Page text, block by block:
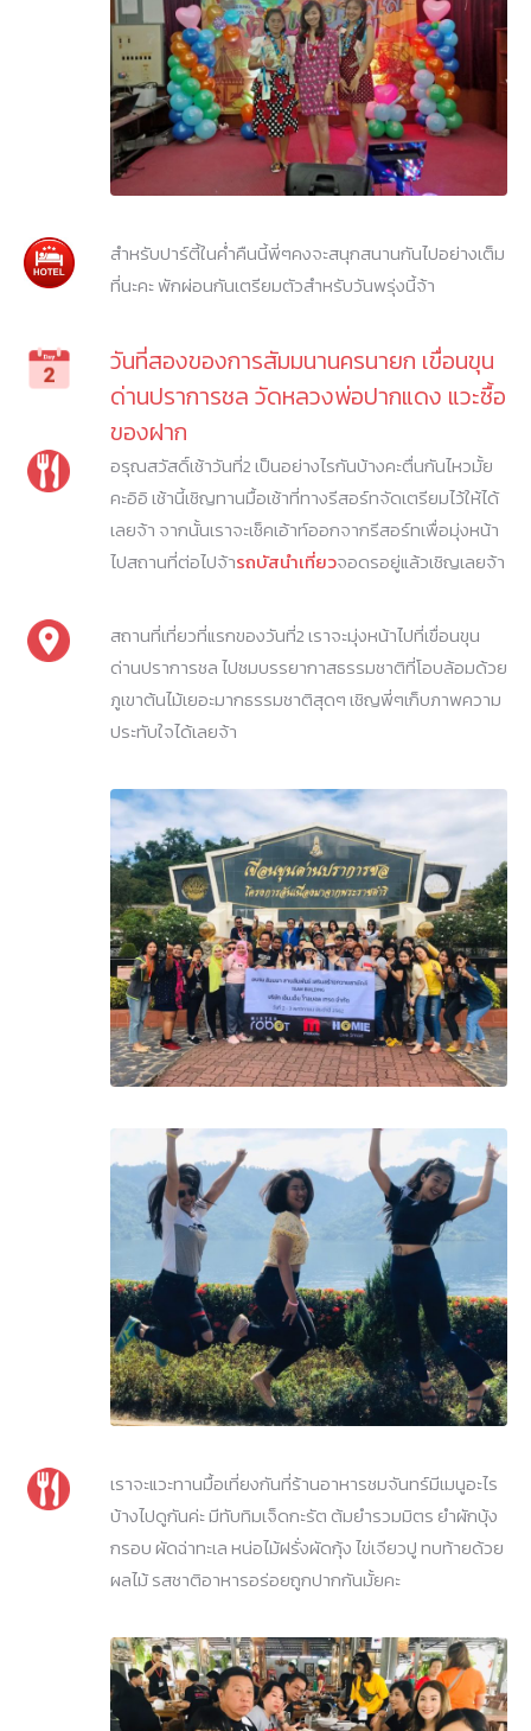
สำหรับปาร์ตี้ในค่ำคืนนี้พี่ๆคงจะสนุกสนานกันไปอย่างเต็ม
ที่นะคะ พักผ่อนกันเตรียมตัวสำหรับวันพรุ่งนี้จ้า
วันที่สองของการสัมมนานครนายก เขื่อนขุน
ด่านปราการชล วัดหลวงพ่อปากแดง แวะซื้อ
ของฝาก
อรุณสวัสดิ์เช้าวันที่2 เป็นอย่างไรกันบ้างคะตื่นกันไหวมั้ย
คะอิอิ เช้านี้เชิญทานมื้อเช้าที่ทางรีสอร์ทจัดเตรียมไว้ให้ได้
เลยจ้า จากนั้นเราจะเช็คเอ้าท์ออกจากรีสอร์ทเพื่อมุ่งหน้า
ไปสถานที่ต่อไปจ้ารถบัสนำเที่ยวจอดรอยู่แล้วเชิญเลยจ้า
สถานที่เที่ยวที่แรกของวันที่2 เราจะมุ่งหน้าไปที่เขื่อนขุน
ด่านปราการชล ไปชมบรรยากาสธรรมชาติที่โอบล้อมด้วย
ภูเขาต้นไม้เยอะมากธรรมชาติสุดๆ เชิญพี่ๆเก็บภาพความ
ประทับใจได้เลยจ้า
เราจะแวะทานมื้อเที่ยงกันที่ร้านอาหารชมจันทร์มีเมนูอะไร
บ้างไปดูกันค่ะ มีทับทิมเจ็ดกะรัต ต้มยำรวมมิตร ยำผักบุ้ง
กรอบ ผัดฉ่าทะเล หน่อไม้ฝรั่งผัดกุ้ง ไข่เจียวปู ทบท้ายด้วย
ผลไม้ รสชาติอาหารอร่อยถูกปากกันมั้ยคะ